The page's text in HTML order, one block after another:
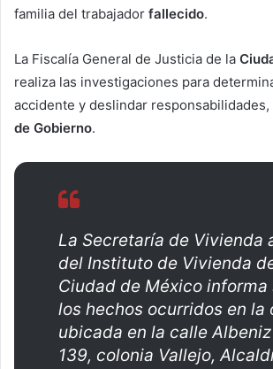
familia del trabajador fallecido.
La Fiscalía General de Justicia de la
realiza las investigaciones para
accidente y deslindar
de Gobierno.
La Secretaría de Vivienda
del Instituto de Vivienda
Ciudad de México informa
los hechos ocurridos en la
ubicada en la calle
139, colonia Vallejo,